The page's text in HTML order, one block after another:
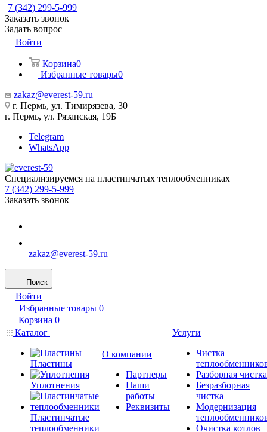
7 (342) 299-5-999
Заказать звонок
Задать вопрос
Войти
Корзина0
Избранные товары0
zakaz@everest-59.ru
г. Пермь, ул. Тимирязева, 30
г. Пермь, ул. Рязанская, 19Б
Telegram
WhatsApp
Специализируемся на пластинчатых теплообменниках
7 (342) 299-5-999
Заказать звонок
zakaz@everest-59.ru
Поиск
Войти
Избранные товары 0
Корзина 0
Каталог
Пластины
Уплотнения
Пластинчатые
теплообменники
О компании
Партнеры
Наши
работы
Реквизиты
Услуги
Чистка
Разборная чистка
Безразборная
чистка
Модернизация
Очистка котлов